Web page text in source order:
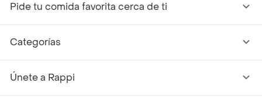
Pide tu comida favorita cerca de ti
Categorías
Únete a Rappi